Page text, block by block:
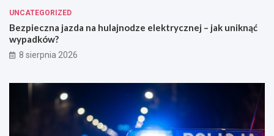
UNCATEGORIZED
Bezpieczna jazda na hulajnodze elektrycznej – jak uniknąć
wypadków?
8 sierpnia 2026